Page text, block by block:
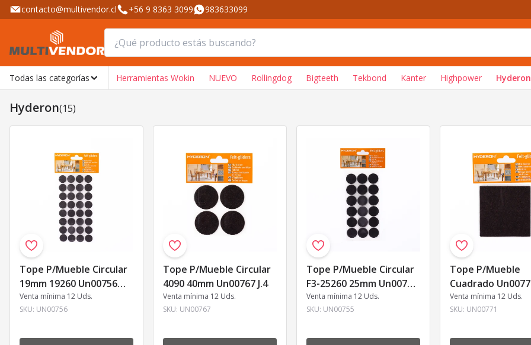
contacto@multivendor.cl +56 9 8363 3099 983633099
Todas las categorías Herramientas Wokin NUEVO Rollingdog Bigteeth Tekbond Kanter Highpower Hyderon
Hyderon(15)
Tope P/Mueble Circular
19mm 19260 Un00756
J.32
Venta mínima 12 Uds.
SKU: UN00756
Tope P/Mueble Circular
4090 40mm Un00767 J.4
Venta mínima 12 Uds.
SKU: UN00767
Tope P/Mueble Circular
F3-25260 25mm Un00755
J.18
Venta mínima 12 Uds.
SKU: UN00755
Tope P/Mueble
Cuadrado
Venta mínima 12 Uds.
SKU: UN00771